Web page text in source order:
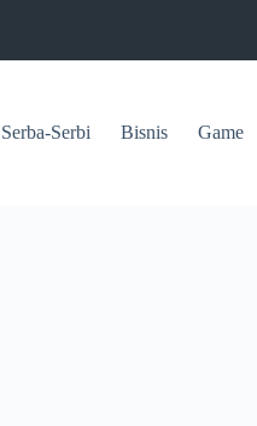
Serba-Serbi Bisnis Game